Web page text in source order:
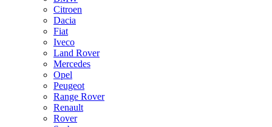
Citroen
Dacia
Fiat
Iveco
Land Rover
Mercedes
Opel
Peugeot
Range Rover
Renault
Rover